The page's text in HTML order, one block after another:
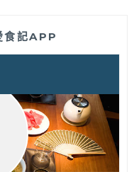
食記APP